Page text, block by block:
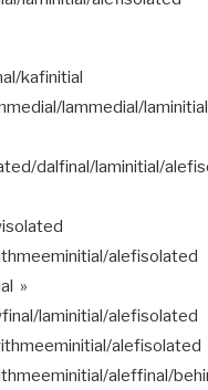
kafinitial
lammedial/laminitial
dalfinal/laminitial/
alefisolated
»
laminitial/alefisolated
alefisolated
aleffinal/